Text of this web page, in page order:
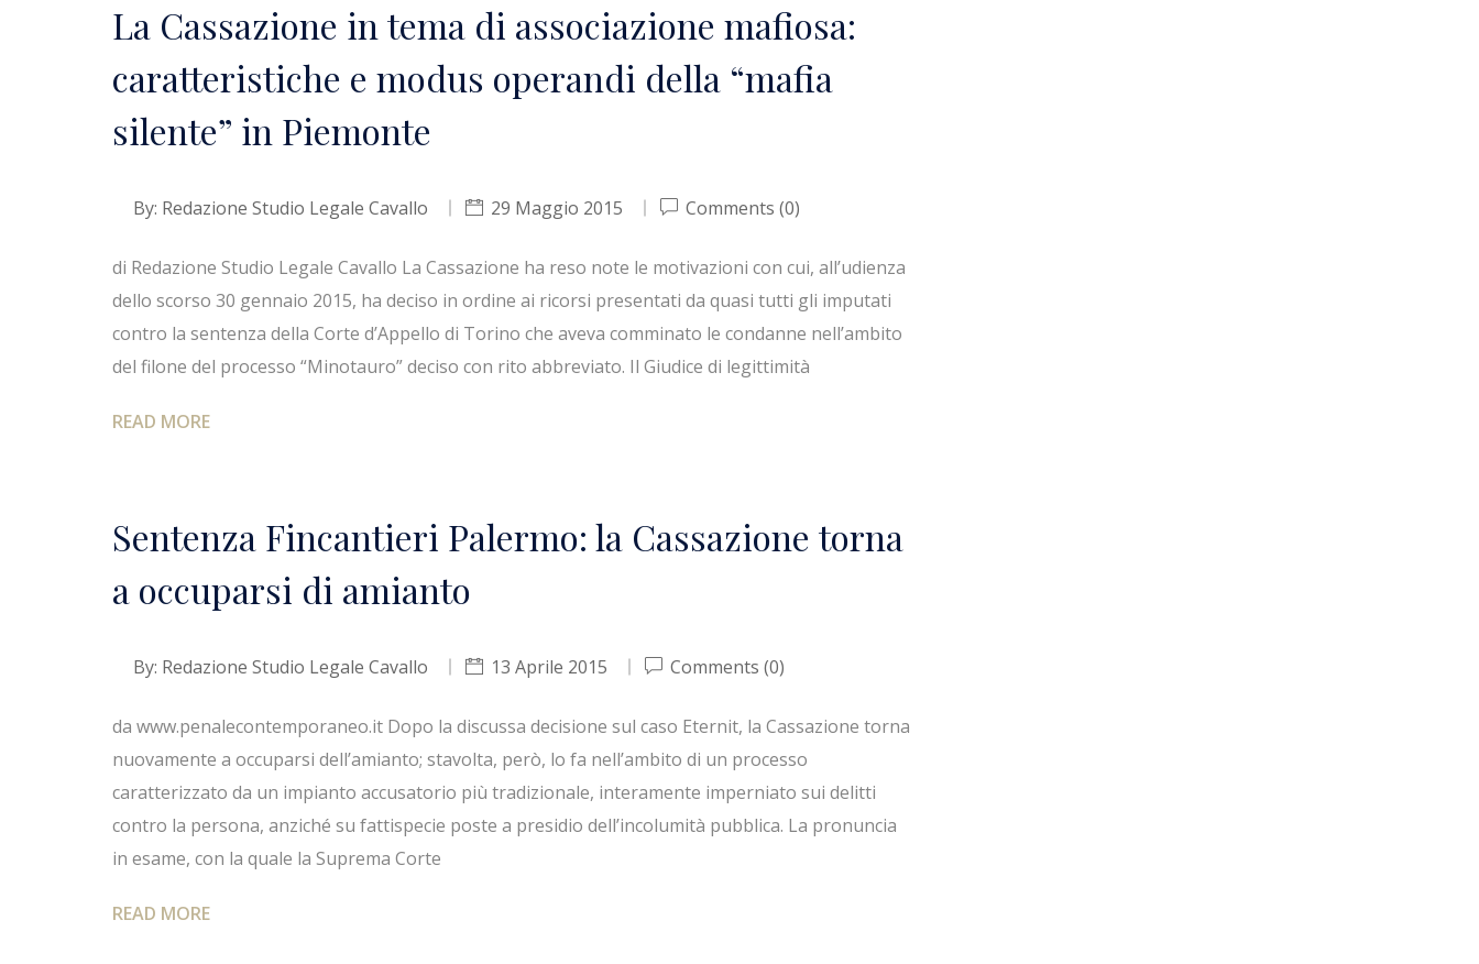
La Cassazione in tema di associazione mafiosa:
caratteristiche e modus operandi della “mafia
silente” in Piemonte
By: Redazione Studio Legale Cavallo 29 Maggio 2015 Comments (0)
di Redazione Studio Legale Cavallo La Cassazione ha reso note le motivazioni con cui, all’udienza
dello scorso 30 gennaio 2015, ha deciso in ordine ai ricorsi presentati da quasi tutti gli imputati
contro la sentenza della Corte d’Appello di Torino che aveva comminato le condanne nell’ambito
del filone del processo “Minotauro” deciso con rito abbreviato. Il Giudice di legittimità
READ MORE
Sentenza Fincantieri Palermo: la Cassazione torna
a occuparsi di amianto
By: Redazione Studio Legale Cavallo 13 Aprile 2015 Comments (0)
da www.penalecontemporaneo.it Dopo la discussa decisione sul caso Eternit, la Cassazione torna
nuovamente a occuparsi dell’amianto; stavolta, però, lo fa nell’ambito di un processo
caratterizzato da un impianto accusatorio più tradizionale, interamente imperniato sui delitti
contro la persona, anziché su fattispecie poste a presidio dell’incolumità pubblica. La pronuncia
in esame, con la quale la Suprema Corte
READ MORE